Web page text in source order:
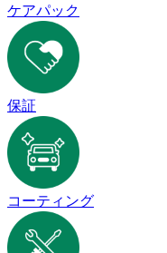
ケアパック
保証
コーティング